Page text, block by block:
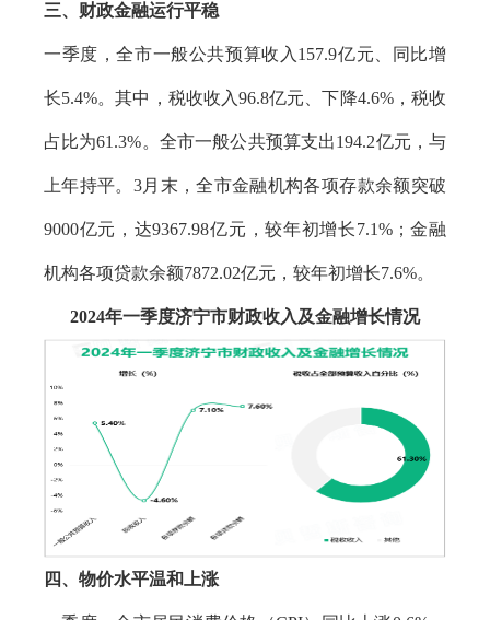
三、财政金融运行平稳
一季度，全市一般公共预算收入157.9亿元、同比增
长5.4%。其中，税收收入96.8亿元、下降4.6%，税收
占比为61.3%。全市一般公共预算支出194.2亿元，与
上年持平。3月末，全市金融机构各项存款余额突破
9000亿元，达9367.98亿元，较年初增长7.1%；金融
机构各项贷款余额7872.02亿元，较年初增长7.6%。
2024年一季度济宁市财政收入及金融增长情况
四、物价水平温和上涨